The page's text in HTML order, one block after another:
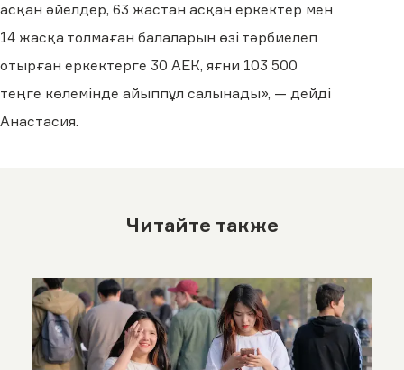
асқан әйелдер, 63 жастан асқан еркектер мен
14 жасқа толмаған балаларын өзі тәрбиелеп
отырған еркектерге 30 АЕК, яғни 103 500
теңге көлемінде айыппұл салынады», — дейді
Анастасия.
Читайте также